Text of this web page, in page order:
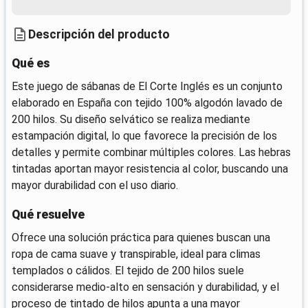
Descripción del producto
Qué es
Este juego de sábanas de El Corte Inglés es un conjunto
elaborado en España con tejido 100% algodón lavado de
200 hilos. Su diseño selvático se realiza mediante
estampación digital, lo que favorece la precisión de los
detalles y permite combinar múltiples colores. Las hebras
tintadas aportan mayor resistencia al color, buscando una
mayor durabilidad con el uso diario.
Qué resuelve
Ofrece una solución práctica para quienes buscan una
ropa de cama suave y transpirable, ideal para climas
templados o cálidos. El tejido de 200 hilos suele
considerarse medio-alto en sensación y durabilidad, y el
proceso de tintado de hilos apunta a una mayor